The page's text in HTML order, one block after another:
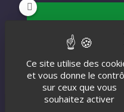
Ce site utilise des
et vous donne le
sur ceux que vous
souhaitez activer
NEWSLETTER
Et
Abonnez-vous à
recevoir nos